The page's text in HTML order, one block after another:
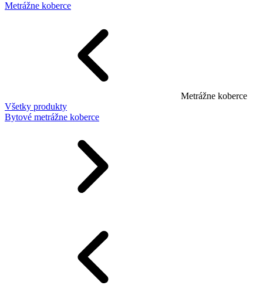
Metrážne koberce
Metrážne koberce
Všetky produkty
Bytové metrážne koberce